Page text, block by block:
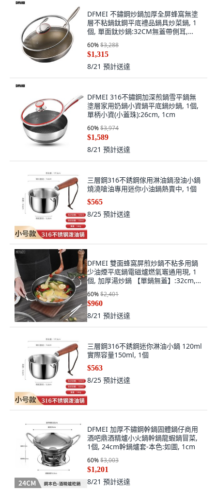
DFMEI 不鏽鋼炒鍋加厚全屏蜂窩無塗
層不粘鍋鈦鋼平底禮品鍋具炒菜鍋, 1
個, 單面鈦炒鍋:32CM無蓋帶側耳,
60%$3,288
$1,315
8/21 預計送達
DFMEI 316不鏽鋼加深煎鍋雪平鍋無
塗層家用奶鍋小資鍋平底鍋炒鍋, 1個,
單柄小資(小蓋珠):26cm, 1cm
60%$3,974
$1,589
8/21 預計送達
三層鋼316不銹鋼傢用淋油鍋潑油小鍋
燒澆嗆油專用迷你小油鍋熱賣中, 1個
$565
8/25 預計送達
DFMEI 雙面蜂窩屏煎炒鍋不粘多用鍋
少油煙平底鍋電磁爐燃氣竈通用現, 1
個, 加厚湯炒鍋 【單鍋無蓋】:32cm,
60%$2,401
$960
8/21 預計送達
三層鋼316不銹鋼迷你淋油小鍋 120ml
實際容量150ml, 1個
$563
8/25 預計送達
DFMEI 加厚不鏽鋼幹鍋固體鍋仔商用
酒吧鼎酒精爐小火鍋幹鍋龍蝦鍋冒菜,
1個, 24cm幹鍋爐套-本色:如圖, 1cm
60%$3,003
$1,201
8/21 預計送達